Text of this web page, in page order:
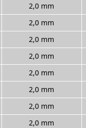
2,0 mm
2,0 mm
2,0 mm
2,0 mm
2,0 mm
2,0 mm
2,0 mm
2,0 mm